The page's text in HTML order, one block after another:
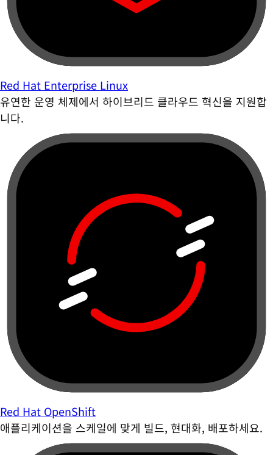
Red Hat Enterprise Linux
유연한 운영 체제에서 하이브리드 클라우드 혁신을 지원합
니다.
Red Hat OpenShift
애플리케이션을 스케일에 맞게 빌드, 현대화, 배포하세요.